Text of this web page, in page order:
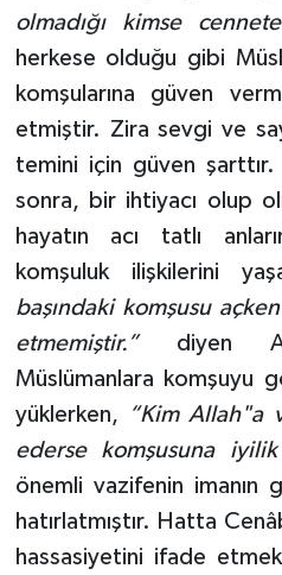
olmadığı kimse
herkese olduğu gibi
komşularına güven
etmiştir. Zira sevgi ve
temini için güven şarttır.
sonra, bir ihtiyacı olup
hayatın acı tatlı
komşuluk ilişkilerini
başındaki komşusu
etmemiştir.”diyen
Müslümanlara komşuyu
yüklerken,
“Kim Allah"a
ederse komşusuna
önemli vazifenin imanın
hatırlatmıştır. Hatta
hassasiyetini ifade